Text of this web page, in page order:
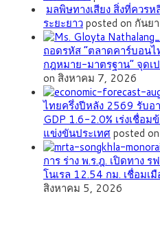
มลพิษทางเสียง สิ่งที่ควรห
ระยะยาวposted on กันย
ถอดรหัส “ตลาดคาร์บอนไ
กฎหมาย-มาตรฐาน” จุดเ
on สิงหาคม 7, 2026
ไทยครึ่งปีหลัง 2569 รับ
GDP 1.6-2.0% เร่งเชื่อ
แข่งขันประเทศposted
การ ร่าง พ.ร.ฎ. เปิดทาง
โนเรล 12.54 กม. เชื่อมเ
สิงหาคม 5, 2026